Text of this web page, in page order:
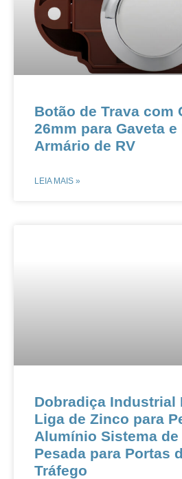
Botão de Trava com
26mm para Gaveta e
Armário de RV
LEIA MAIS »
​​​​​​​​Dobradiça Industrial
Liga de Zinco para
Alumínio​​ ​​Sistema de
Pesada para Portas
Tráfego​​